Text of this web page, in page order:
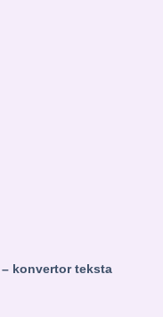
konvertor teksta